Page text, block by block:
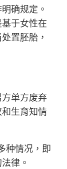
确规定。
于女性在
置胚胎，
单方废弃
生育知情
种情况，即
律。